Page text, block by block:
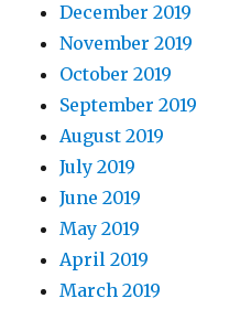
December 2019
November 2019
October 2019
September 2019
August 2019
July 2019
June 2019
May 2019
April 2019
March 2019